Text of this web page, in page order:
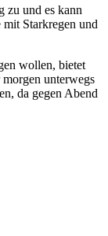
zu und es kann
Starkregen und
wollen, bietet
unterwegs
da gegen Abend